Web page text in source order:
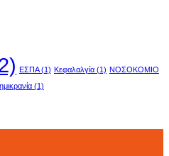
ΕΣΠΑ(1) Κεφαλαλγία (1) ΝΟΣΟΚΟΜΙΟ
ημικρανία (1)